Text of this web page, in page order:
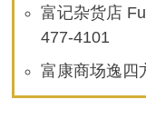
富记杂货店
477-4101
富康商场逸四